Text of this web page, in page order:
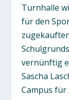
Turnhalle
für den
vernünftig
Sascha
Campus für